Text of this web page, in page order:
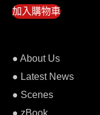
加入購物車
● About Us
● Latest News
● Scenes
● zBook